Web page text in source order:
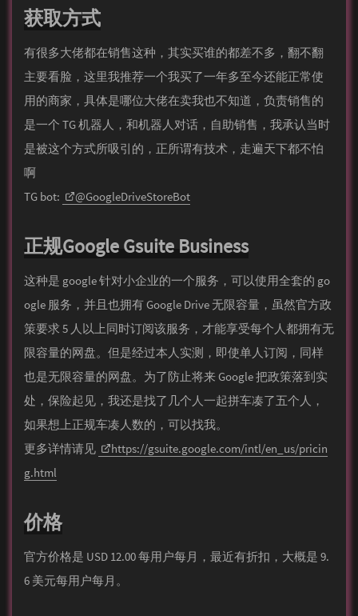
获取方式
有很多大佬都在销售这种，其实买谁的都差不多，翻不翻
主要看脸，这里我推荐一个我买了一年多至今还能正常使
用的商家，具体是哪位大佬在卖我也不知道，负责销售的
是一个 TG 机器人，和机器人对话，自助销售，我承认当时
是被这个方式所吸引的，正所谓有技术，走遍天下都不怕
啊
TG bot:
@GoogleDriveStoreBot
正规Google Gsuite Business
这种是 google 针对小企业的一个服务，可以使用全套的 go
ogle 服务，并且也拥有 Google Drive 无限容量，虽然官方政
策要求 5 人以上同时订阅该服务，才能享受每个人都拥有无
限容量的网盘。但是经过本人实测，即使单人订阅，同样
也是无限容量的网盘。为了防止将来 Google 把政策落到实
处，保险起见，我还是找了几个人一起拼车凑了五个人，
如果想上正规车凑人数的，可以找我。
更多详情请见
https://gsuite.google.com/intl/en_us/pricin
g.html
价格
官方价格是 USD 12.00 每用户每月，最近有折扣，大概是 9.
6 美元每用户每月。